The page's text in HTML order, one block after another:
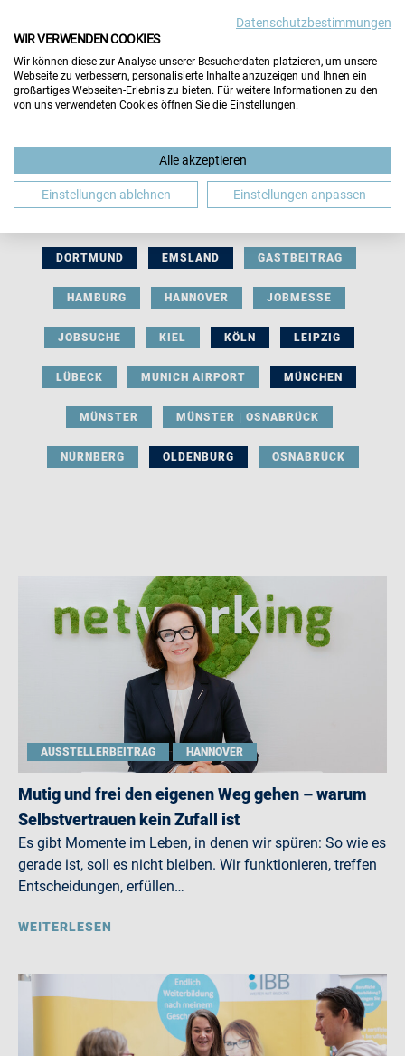
BERUFLICHE ORIENTIERUNG BEWERBUNG
DORTMUND EMSLAND GASTBEITRAG
HAMBURG HANNOVER JOBMESSE
JOBSUCHE KIEL KÖLN LEIPZIG
LÜBECK MUNICH AIRPORT MÜNCHEN
MÜNSTER MÜNSTER | OSNABRÜCK
NÜRNBERG OLDENBURG OSNABRÜCK
AUSSTELLERBEITRAG HANNOVER
Mutig und frei den eigenen Weg gehen – warum
Selbstvertrauen kein Zufall ist
Es gibt Momente im Leben, in denen wir spüren: So wie es
gerade ist, soll es nicht bleiben. Wir funktionieren, treffen
Entscheidungen, erfüllen…
WEITERLESEN
Datenschutzbestimmungen
WIR VERWENDEN COOKIES
Wir können diese zur Analyse unserer Besucherdaten platzieren, um unsere
Webseite zu verbessern, personalisierte Inhalte anzuzeigen und Ihnen ein
großartiges Webseiten-Erlebnis zu bieten. Für weitere Informationen zu den
von uns verwendeten Cookies öffnen Sie die Einstellungen.
Alle akzeptieren
Einstellungen ablehnen Einstellungen anpassen